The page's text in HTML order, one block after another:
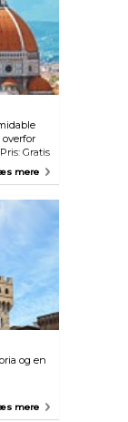
Gratis
til
mere
og en
mere